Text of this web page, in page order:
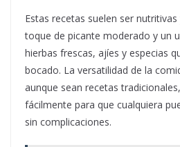
Estas recetas suelen ser
toque de picante moderado y un
hierbas frescas, ajíes y especias
bocado. La versatilidad de la
aunque sean recetas
fácilmente para que cualquiera
sin complicaciones.